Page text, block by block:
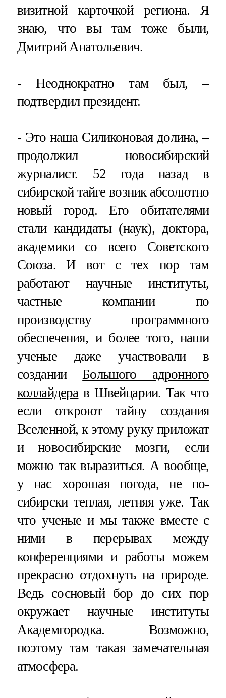
визитной карточкой региона. Я
знаю, что вы там тоже были,
Дмитрий Анатольевич.
- Неоднократно там был, –
подтвердил президент.
- Это наша Силиконовая долина, –
продолжил новосибирский
журналист. 52 года назад в
сибирской тайге возник абсолютно
новый город. Его обитателями
стали кандидаты (наук), доктора,
академики со всего Советского
Союза. И вот с тех пор там
работают научные институты,
частные компании по
производству программного
обеспечения, и более того, наши
ученые даже участвовали в
создании Большого адронного
коллайдера в Швейцарии. Так что
если откроют тайну создания
Вселенной, к этому руку приложат
и новосибирские мозги, если
можно так выразиться. А вообще,
у нас хорошая погода, не по-
сибирски теплая, летняя уже. Так
что ученые и мы также вместе с
ними в перерывах между
конференциями и работы можем
прекрасно отдохнуть на природе.
Ведь сосновый бор до сих пор
окружает научные институты
Академгородка. Возможно,
поэтому там такая замечательная
атмосфера.